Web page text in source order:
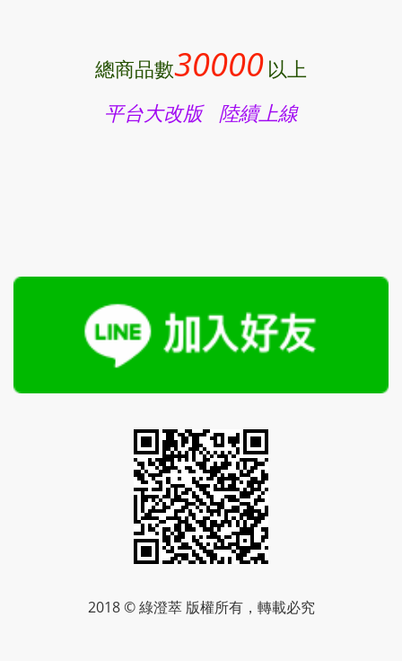
總商品數30000 以上
平台大改版 陸續上線
2018 © 綠澄萃 版權所有，轉載必究